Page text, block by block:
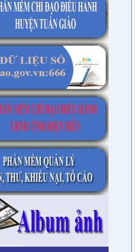
TRƯỜNG TỈNH ĐIỆN BIÊN
thủ tục hành chính được sửa đổi,
lĩnh vực Đăng kiểm thuộc phạm vi
Sở Xây dựng tỉnh Điện Biên
bộ trong giải quyết thủ tục hành chính
lĩnh vực Phòng bệnh, Dược phẩm
quản lý của Sở Y tế tỉnh Điện Biên
thủ tục hành chính và quy trình nội
chính mới ban hành trong lĩnh vực
hệ thống giáo dục quốc dân thuộc
lý của Sở Giáo dục và Đào tạo tỉnh
bộ giải quyết thủ tục hành chính
thuộc phạm vi, chức năng quản lý
tỉnh Điện Biên